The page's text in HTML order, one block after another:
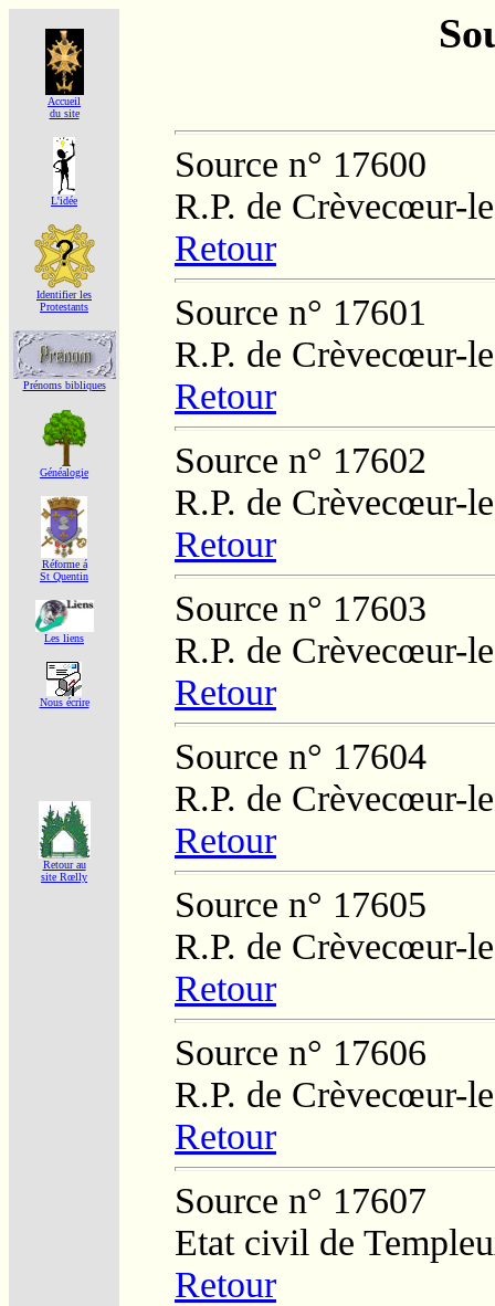
Accueil
du site
L'idée
Identifier les
Protestants
Prénoms bibliques
Généalogie
Réforme á
St Quentin
Les liens
Nous écrire
Retour au
site Rœlly
Source n° 17600
R.P. de Crèvecœur-
Retour
Source n° 17601
R.P. de Crèvecœur-
Retour
Source n° 17602
R.P. de Crèvecœur-
Retour
Source n° 17603
R.P. de Crèvecœur-
Retour
Source n° 17604
R.P. de Crèvecœur-
Retour
Source n° 17605
R.P. de Crèvecœur-
Retour
Source n° 17606
R.P. de Crèvecœur-
Retour
Source n° 17607
Etat civil de
Retour